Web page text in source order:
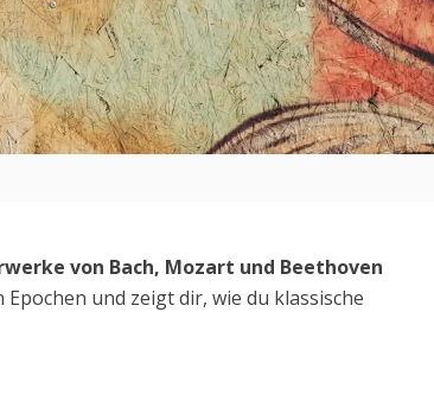
von Bach, Mozart und Beethoven
und zeigt dir, wie du klassische